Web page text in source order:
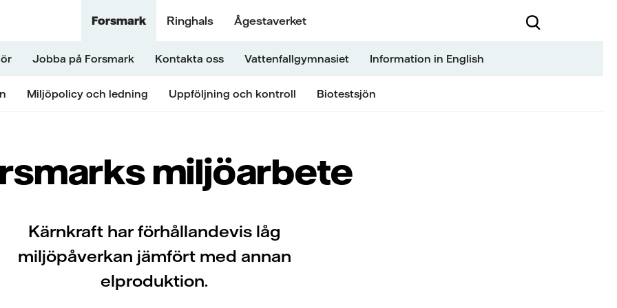
Forsmark Ringhals Ågestaverket
Jobba på Forsmark Kontakta oss Vattenfallgymnasiet Information in English
Miljöpolicy och ledning Uppföljning och kontroll Biotestsjön
miljöarbete
Kärnkraft har förhållandevis låg
miljöpåverkan jämfört med annan
elproduktion.